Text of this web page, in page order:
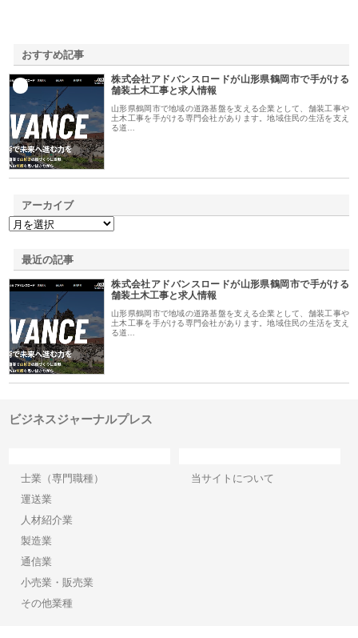
おすすめ記事
株式会社アドバンスロードが山形県鶴岡市で手がける
舗装土木工事と求人情報
山形県鶴岡市で地域の道路基盤を支える企業として、舗装工事や
土木工事を手がける専門会社があります。地域住民の生活を支え
る道…
アーカイブ
最近の記事
株式会社アドバンスロードが山形県鶴岡市で手がける
舗装土木工事と求人情報
山形県鶴岡市で地域の道路基盤を支える企業として、舗装工事や
土木工事を手がける専門会社があります。地域住民の生活を支え
る道…
ビジネスジャーナルプレス
士業（専門職種）
運送業
人材紹介業
製造業
通信業
小売業・販売業
その他業種
当サイトについて